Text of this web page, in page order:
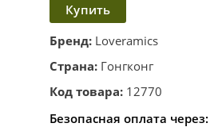
в
корзину
Купить
в один
клик
Бренд: Loveramics
Страна: Гонгконг
Код товара: 12770
Безопасная оплата через: